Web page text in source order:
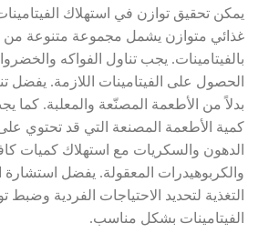
يمكن تحقيق توازن في استهلاك
غذائي متوازن يشمل مجموعة متنوعة من
بالفيتامينات. يجب تناول الفواكه
الحصول على الفيتامينات اللازمة. يفضل
بدلاً من الأطعمة المصنّعة والمعلبة.
كمية الأطعمة المصنعة التي قد تحتوي
الدهون والسكريات مع استهلاك كميات
والكربوهيدرات المعقولة. يفضل
التغذية لتحديد الاحتياجات الفردية وضبط
الفيتامينات بشكل مناسب.